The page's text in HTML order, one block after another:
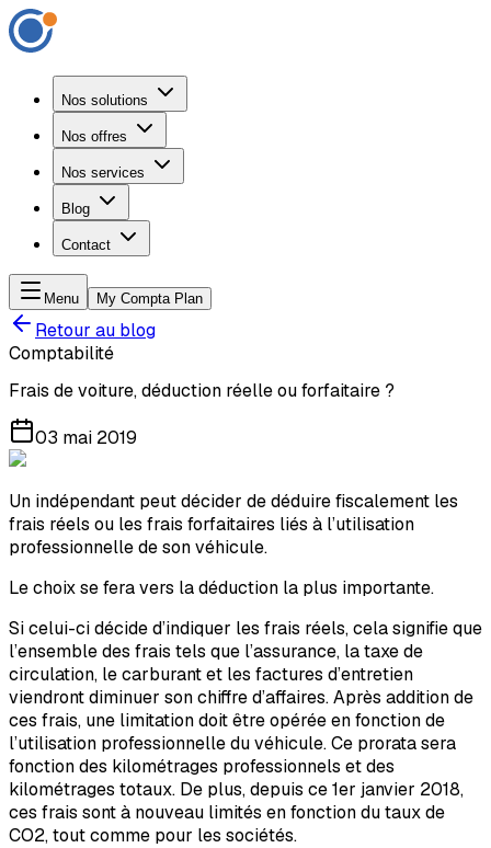
Nos solutions
Nos offres
Nos services
Blog
Contact
Menu My Compta Plan
Retour au blog
Comptabilité
Frais de voiture, déduction réelle ou forfaitaire ?
03 mai 2019
Un indépendant peut décider de déduire fiscalement les
frais réels ou les frais forfaitaires liés à l’utilisation
professionnelle de son véhicule.
Le choix se fera vers la déduction la plus importante.
Si celui-ci décide d’indiquer les frais réels, cela signifie que
l’ensemble des frais tels que l’assurance, la taxe de
circulation, le carburant et les factures d’entretien
viendront diminuer son chiffre d’affaires. Après addition de
ces frais, une limitation doit être opérée en fonction de
l’utilisation professionnelle du véhicule. Ce prorata sera
fonction des kilométrages professionnels et des
kilométrages totaux. De plus, depuis ce 1er janvier 2018,
ces frais sont à nouveau limités en fonction du taux de
CO2, tout comme pour les sociétés.